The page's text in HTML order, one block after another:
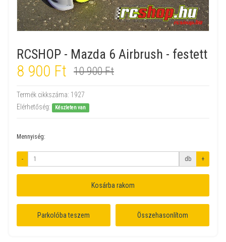
RCSHOP - Mazda 6 Airbrush - festett
8 900 Ft 10 900 Ft
Termék cikkszáma: 1927
Elérhetőség:
Készleten van
Mennyiség:
- db +
Kosárba rakom
Parkolóba teszem Összehasonlítom